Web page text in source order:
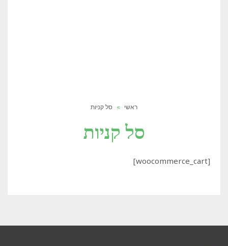
ראשי » סל קניות
סל קניות
[woocommerce_cart]